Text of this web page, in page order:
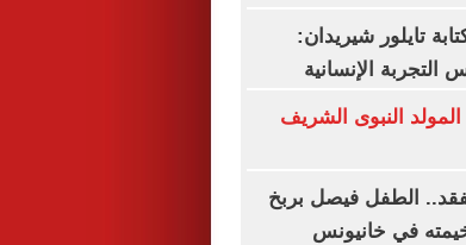
تايلور شيريدان:
الإنسانية
النبوى الشريف
الطفل فيصل بربخ
في خانيونس